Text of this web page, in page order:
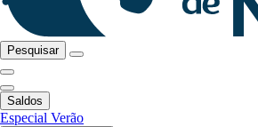
Pesquisar
Saldos
Especial Verão